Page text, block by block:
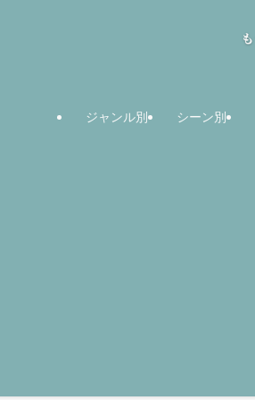
ジャンル別 シーン別